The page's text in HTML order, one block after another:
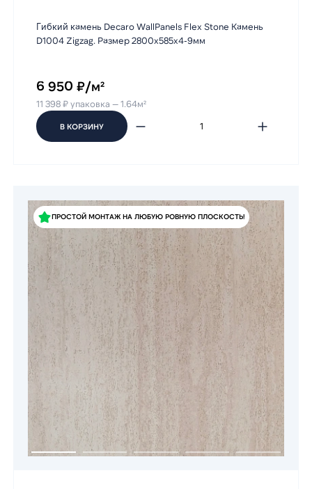
Гибкий камень Decaro WallPanels Flex Stone Камень
D1004 Zigzag. Размер 2800х585х4-9мм
6 950 ₽/м²
11 398 ₽ упаковка — 1.64м²
В КОРЗИНУ
ПРОСТОЙ МОНТАЖ НА ЛЮБУЮ РОВНУЮ ПЛОСКОСТЬ!